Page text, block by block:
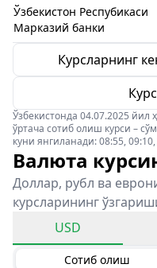
Ўзбекистон Респубикаси
Марказий банки
Курсларнинг
Ўзбекистонда 04.07.2025 йил
ўртача сотиб олиш курси –
куни янгиланади: 08:55,
Валюта
Доллар, рубл ва
курсларининг
USD
Сотиб олиш